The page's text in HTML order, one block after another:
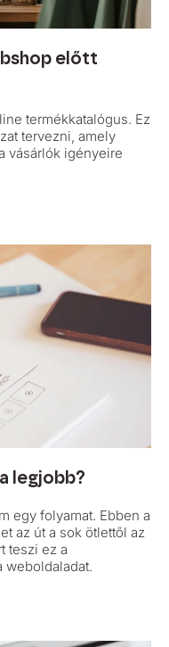
előtt
termékkatalógus. Ez
tervezni, amely
vásárlók igényeire
legjobb?
egy folyamat. Ebben a
az út a sok ötlettől az
teszi ez a
weboldaladat.